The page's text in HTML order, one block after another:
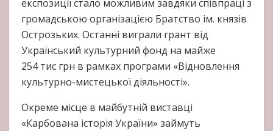
експозиції стало можливим завдяки співпраці з
громадською організацією Братство ім. князів
Острозьких. Останні виграли грант від
Український культурний фонд на майже
254 тис грн в рамках програми «Відновлення
культурно-мистецької діяльності».
Окреме місце в майбутній виставці
«Карбована історія України» займуть